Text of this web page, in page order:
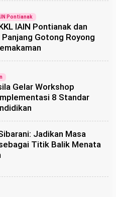
Pontianak
IAIN Pontianak dan
Gotong Royong
Gelar Workshop
8 Standar
Jadikan Masa
Titik Balik Menata